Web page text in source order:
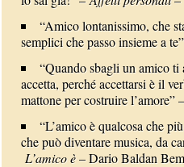
“Amico lontanissimo, che
semplici che passo insieme a
“Quando sbagli un amico
accetta, perché accettarsi è il
mattone per costruire l’amore”
“L’amico è qualcosa che
che può diventare musica, da
L’amico è– Dario Baldan